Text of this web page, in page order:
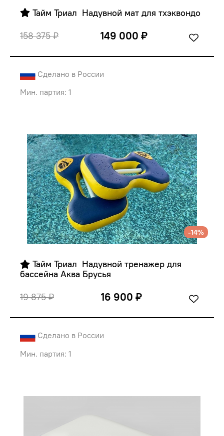
Тайм Триал  Надувной мат для тхэквондо
158 375 ₽
149 000 ₽
Сделано в России
Мин. партия: 1
-14%
Тайм Триал  Надувной тренажер для
бассейна Аква Брусья
19 875 ₽
16 900 ₽
Сделано в России
Мин. партия: 1